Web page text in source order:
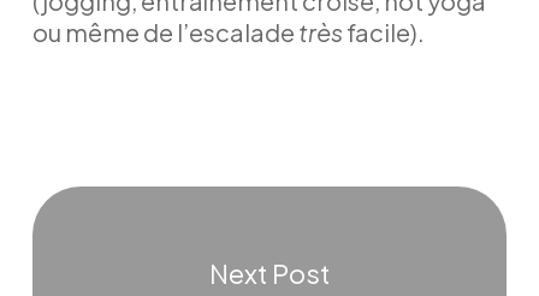
ou même de l’escalade très facile).
Next Post